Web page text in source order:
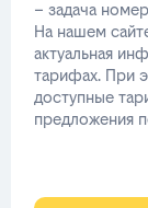
– задача
На нашем
актуальная
тарифах. При
доступные
предложения